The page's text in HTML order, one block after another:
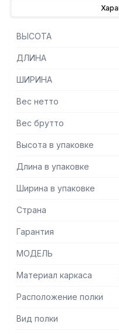
как сверху, так и снизу
Особенности:
— Полка сплошная
— Разборная, болтовое
ВЫСОТА
ДЛИНА
ШИРИНА
Вес нетто
Вес брутто
Высота в упаковке
Длина в упаковке
Ширина в упаковке
Страна
Гарантия
МОДЕЛЬ
Материал каркаса
Расположение полки
Вид полки